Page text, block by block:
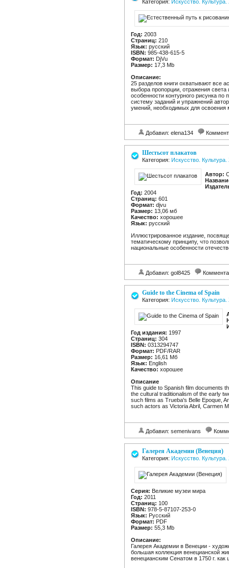
Категория: Искусство.
Год: 2003
Страниц: 210
Язык: русский
ISBN: 985-438-615-5
Формат: DjVu
Размер: 17,3 Мb
Описание:
25 разделов книги охватывают все
выбора пропорции, отражения
особенности контурного рисунка
систему заданий и упражнений
умений, необходимых для освоения
Добавил: elena134
Шестьсот плакатов
Категория: Искусство.
Автор:
Год: 2004
Страниц: 601
Формат: djvu
Размер: 13,06 мб
Качество: хорошее
Язык: русский
Иллюстрированное издание,
тематическому принципу, что
национальные особенности
Добавил: gol8425
Guide to the Cinema of Spain
Категория: Искусство.
Год издания: 1997
Страниц: 304
ISBN: 0313294747
Формат: PDF/RAR
Размер: 16,61 Мб
Язык: English
Качество: хорошее
Описание
This guide to Spanish film documents
the cultural traditionalism of the early
such films as Trueba's Belle Epoque,
such actors as Victoria Abril, Carmen
Добавил: semenivans
Галерея Академии (Венеция)
Категория: Искусство.
Серия: Великие музеи мира
Год: 2011
Страниц: 100
ISBN: 978-5-87107-253-0
Язык: Русский
Формат: PDF
Размер: 55,3 Mb
Описание:
Галерея Академии в Венеции -
большая коллекция венецианской
венецианским Сенатом в 1750 г.